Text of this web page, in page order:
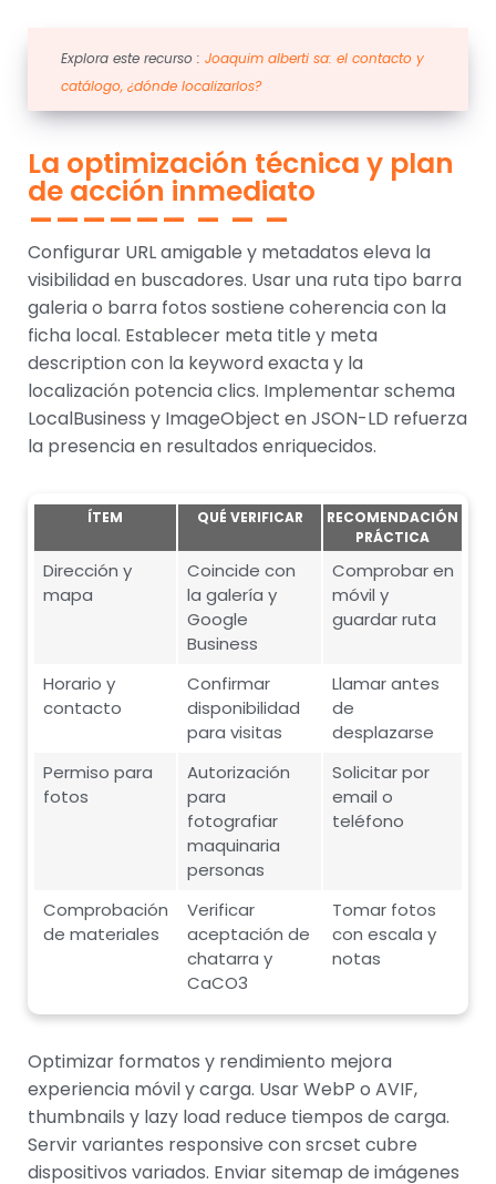
Explora este recurso : Joaquim alberti sa: el contacto y
catálogo, ¿dónde localizarlos?
La optimización técnica y plan
de acción inmediato
Configurar URL amigable y metadatos eleva la
visibilidad en buscadores. Usar una ruta tipo barra
galeria o barra fotos sostiene coherencia con la
ficha local. Establecer meta title y meta
description con la keyword exacta y la
localización potencia clics. Implementar schema
LocalBusiness y ImageObject en JSON-LD refuerza
la presencia en resultados enriquecidos.
ÍTEM QUÉ VERIFICAR
RECOMENDACIÓN
PRÁCTICA
Dirección y
mapa
Coincide con
la galería y
Google
Business
Comprobar en
móvil y
guardar ruta
Horario y
contacto
Confirmar
disponibilidad
para visitas
Llamar antes
de
desplazarse
Permiso para
fotos
Autorización
para
fotografiar
maquinaria
personas
Solicitar por
email o
teléfono
Comprobación
de materiales
Verificar
aceptación de
chatarra y
CaCO3
Tomar fotos
con escala y
notas
Optimizar formatos y rendimiento mejora
experiencia móvil y carga. Usar WebP o AVIF,
thumbnails y lazy load reduce tiempos de carga.
Servir variantes responsive con srcset cubre
dispositivos variados. Enviar sitemap de imágenes